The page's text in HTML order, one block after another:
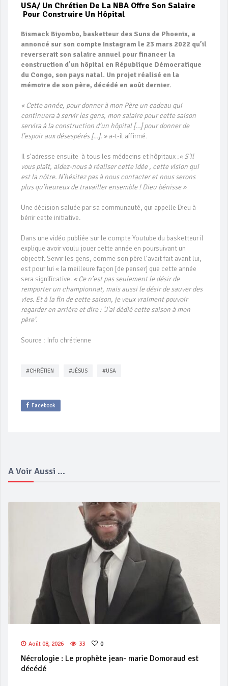
USA/ Un Chrétien De La NBA Offre Son Salaire
Pour Construire Un Hôpital
Bismack Biyombo, basketteur des Suns de Phoenix, a
annoncé sur son compte Instagram le 23 mars 2022 qu’il
reverserait son salaire annuel pour financer la
construction d’un hôpital en République Démocratique
du Congo, son pays natal. Un projet réalisé en la
mémoire de son père, décédé en août dernier.
« Cette année, pour donner à mon Père un cadeau qui
continuera à servir les gens, mon salaire pour cette saison
servira à la construction d’un hôpital […] pour donner de
l’espoir aux désespérés […]. » a-t-il affirmé.
Il s’adresse ensuite à tous les médecins et hôpitaux :« S’il
vous plaît, aidez-nous à réaliser cette idée , cette vision qui
est la nôtre. N’hésitez pas à nous contacter et nous serons
plus qu’heureux de travailler ensemble ! Dieu bénisse»
Une décision saluée par sa communauté, qui appelle Dieu à
bénir cette initiative.
Dans une vidéo publiée sur le compte Youtube du basketteur il
explique avoir voulu jouer cette année en poursuivant un
objectif. Servir les gens, comme son père l’avait fait avant lui,
est pour lui « la meilleure façon [de penser] que cette année
sera significative. « Ce n’est pas seulement le désir de
remporter un championnat, mais aussi le désir de sauver des
vies. Et à la fin de cette saison, je veux vraiment pouvoir
regarder en arrière et dire : ‘J’ai dédié cette saison à mon
père’.
Source : Info chrétienne
#CHRÉTIEN #JÉSUS #USA
Facebook
A Voir Aussi ...
Août 08, 2026 33 0
Nécrologie : Le prophète jean- marie Domoraud est
décédé